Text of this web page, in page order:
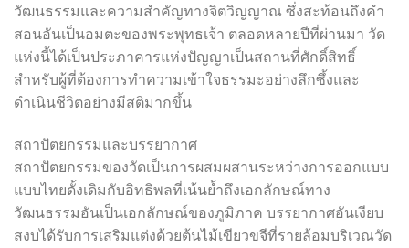
วัฒนธรรมและความสำคัญทางจิตวิญญาณ ซึ่งสะท้อนถึงคำ
สอนอันเป็นอมตะของพระพุทธเจ้า ตลอดหลายปีที่ผ่านมา วัด
แห่งนี้ได้เป็นประภาคารแห่งปัญญาเป็นสถานที่ศักดิ์สิทธิ์
สำหรับผู้ที่ต้องการทำความเข้าใจธรรมะอย่างลึกซึ้งและ
ดำเนินชีวิตอย่างมีสติมากขึ้น
สถาปัตยกรรมและบรรยากาศ
สถาปัตยกรรมของวัดเป็นการผสมผสานระหว่างการออกแบบ
แบบไทยดั้งเดิมกับอิทธิพลที่เน้นย้ำถึงเอกลักษณ์ทาง
วัฒนธรรมอันเป็นเอกลักษณ์ของภูมิภาค บรรยากาศอันเงียบ
สงบได้รับการเสริมแต่งด้วยต้นไม้เขียวขจีที่รายล้อมบริเวณวัด